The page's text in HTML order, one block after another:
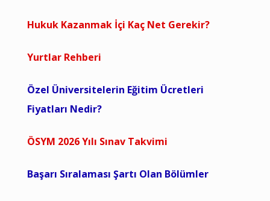
Hukuk Kazanmak İçi Kaç Net Gerekir?
Yurtlar Rehberi
Özel Üniversitelerin Eğitim Ücretleri
Fiyatları Nedir?
ÖSYM 2026 Yılı Sınav Takvimi
Başarı Sıralaması Şartı Olan Bölümler